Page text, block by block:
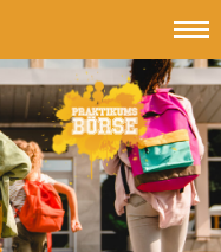
#Jub
-
Jungend
und
Beruf